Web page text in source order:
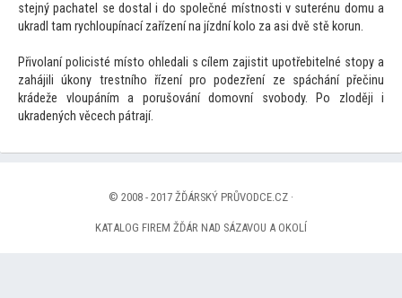
stejný pachatel se dostal i do společné místnosti v suterénu domu a
ukradl tam rychloupínací zařízení na jízdní kolo za asi dvě stě korun.
Přivolaní policisté místo ohledali s cílem zajistit upotřebitelné stopy a
zahájili úkony trestního řízení pro podezření ze spáchání přečinu
krádeže vloupáním a porušování domovní svobody. Po zloději i
ukradených věcech pátrají.
© 2008 - 2017 ŽĎÁRSKÝ PRŮVODCE.CZ ·
KATALOG FIREM ŽĎÁR NAD SÁZAVOU A OKOLÍ